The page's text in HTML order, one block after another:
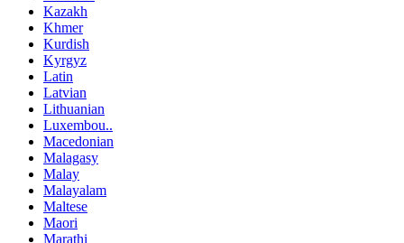
Kazakh
Khmer
Kurdish
Kyrgyz
Latin
Latvian
Lithuanian
Luxembou..
Macedonian
Malagasy
Malay
Malayalam
Maltese
Maori
Marathi